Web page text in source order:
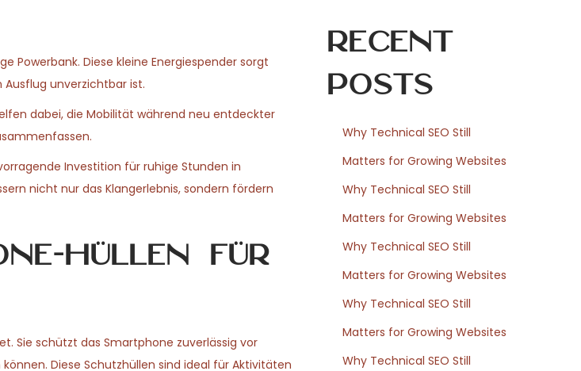
Powerbank. Diese kleine Energiespender sorgt
unverzichtbar ist.
dabei, die Mobilität während neu entdeckter
Investition für ruhige Stunden in
nicht nur das Klangerlebnis, sondern fördern
Hüllen für
Sie schützt das Smartphone zuverlässig vor
Diese Schutzhüllen sind ideal für Aktivitäten
Recent
Posts
Why Technical SEO Still
Matters for Growing Websites
Why Technical SEO Still
Matters for Growing Websites
Why Technical SEO Still
Matters for Growing Websites
Why Technical SEO Still
Matters for Growing Websites
Why Technical SEO Still